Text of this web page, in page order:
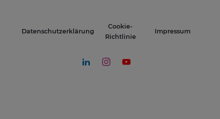
Datenschutzerklärung
Cookie-
Richtlinie
Impressum